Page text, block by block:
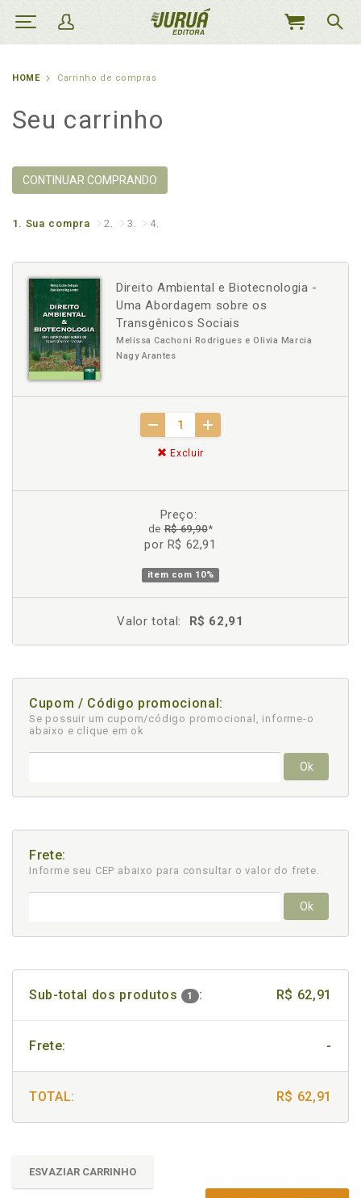
MEU
HOME Carrinho de compras
Seu carrinho
CONTINUAR COMPRANDO
1. Sua compra 2. 3. 4.
Direito Ambiental e Biotecnologia -
Uma Abordagem sobre os
Transgênicos Sociais
Melissa Cachoni Rodrigues e Olivia Marcia
Nagy Arantes
Excluir
Preço:
deR$ 69,90*
por R$ 62,91
item com 10%
Valor total: R$ 62,91
Cupom / Código promocional:
Se possuir um cupom/código promocional, informe-o
abaixo e clique em ok
Ok
Frete:
Informe seu CEP abaixo para consultar o valor do frete.
Ok
Sub-total dos produtos 1 : R$ 62,91
Frete: -
TOTAL: R$ 62,91
ESVAZIAR CARRINHO